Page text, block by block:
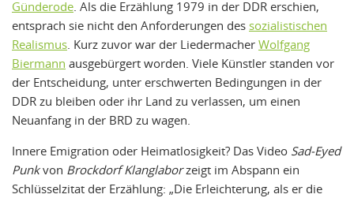
Günderode. Als die Erzählung 1979 in der DDR erschien,
entsprach sie nicht den Anforderungen des sozialistischen
Realismus. Kurz zuvor war der Liedermacher Wolfgang
Biermann ausgebürgert worden. Viele Künstler standen vor
der Entscheidung, unter erschwerten Bedingungen in der
DDR zu bleiben oder ihr Land zu verlassen, um einen
Neuanfang in der BRD zu wagen.
Innere Emigration oder Heimatlosigkeit? Das Video Sad-Eyed
Punkvon Brockdorf Klanglaborzeigt im Abspann ein
Schlüsselzitat der Erzählung: „Die Erleichterung, als er die